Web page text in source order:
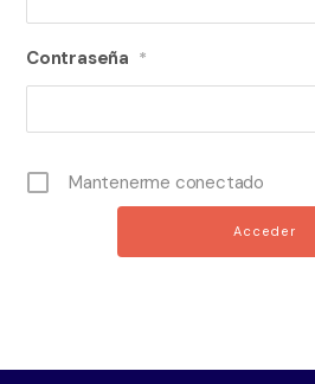
Contraseña *
Mantenerme conectado